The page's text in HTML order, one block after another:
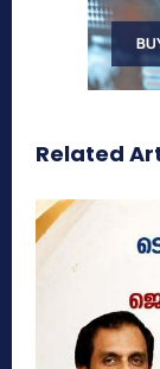
Related